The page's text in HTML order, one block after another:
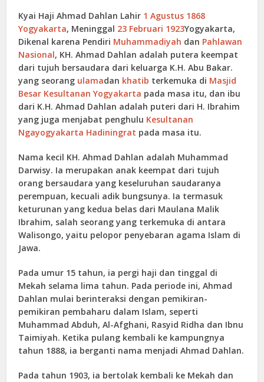
Kyai Haji Ahmad Dahlan Lahir 1 Agustus 1868
Yogyakarta, Meninggal 23 Februari 1923Yogyakarta,
Dikenal karena Pendiri Muhammadiyah dan Pahlawan
Nasional, KH. Ahmad Dahlan adalah putera keempat
dari tujuh bersaudara dari keluarga K.H. Abu Bakar.
yang seorang ulamadan khatib terkemuka di Masjid
Besar Kesultanan Yogyakarta pada masa itu, dan ibu
dari K.H. Ahmad Dahlan adalah puteri dari H. Ibrahim
yang juga menjabat penghulu Kesultanan
Ngayogyakarta Hadiningrat pada masa itu.
Nama kecil KH. Ahmad Dahlan adalah Muhammad
Darwisy. Ia merupakan anak keempat dari tujuh
orang bersaudara yang keseluruhan saudaranya
perempuan, kecuali adik bungsunya. Ia termasuk
keturunan yang kedua belas dari Maulana Malik
Ibrahim, salah seorang yang terkemuka di antara
Walisongo, yaitu pelopor penyebaran agama Islam di
Jawa.
Pada umur 15 tahun, ia pergi haji dan tinggal di
Mekah selama lima tahun. Pada periode ini, Ahmad
Dahlan mulai berinteraksi dengan pemikiran-
pemikiran pembaharu dalam Islam, seperti
Muhammad Abduh, Al-Afghani, Rasyid Ridha dan Ibnu
Taimiyah. Ketika pulang kembali ke kampungnya
tahun 1888, ia berganti nama menjadi Ahmad Dahlan.
Pada tahun 1903, ia bertolak kembali ke Mekah dan